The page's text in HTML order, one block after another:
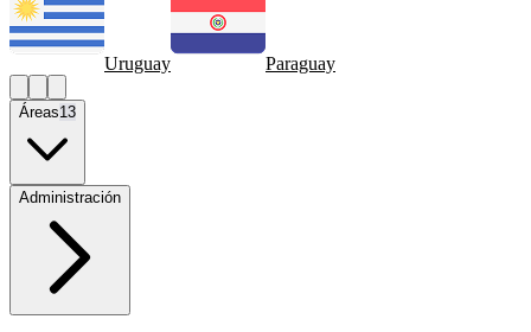
Uruguay Paraguay
Áreas13
Administración